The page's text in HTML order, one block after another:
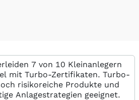
7 von 10 Kleinanlegern
mit Turbo-Zertifikaten. Turbo-
risikoreiche Produkte und
Anlagestrategien geeignet.